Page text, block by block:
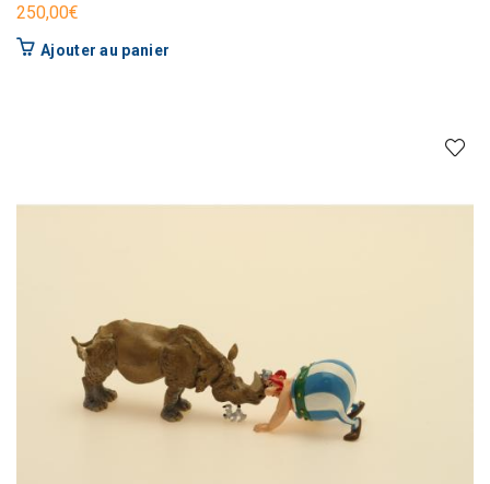
250,00€
Ajouter au panier